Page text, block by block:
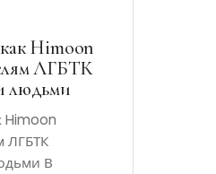
Himoon
ЛГБТК
людьми
Himoon
ЛГБТК
В